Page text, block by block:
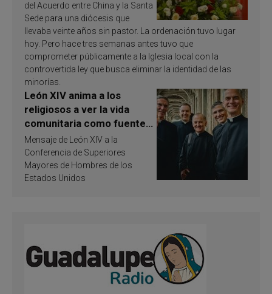
del Acuerdo entre China y la Santa
Sede para una diócesis que
llevaba veinte años sin pastor. La ordenación tuvo lugar
hoy. Pero hace tres semanas antes tuvo que
comprometer públicamente a la Iglesia local con la
controvertida ley que busca eliminar la identidad de las
minorías.
León XIV anima a los
religiosos a ver la vida
comunitaria como fuente
de inspiración y
santificación
Mensaje de León XIV a la
Conferencia de Superiores
Mayores de Hombres de los
Estados Unidos